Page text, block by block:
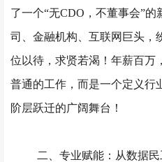
了一个“无CDO，不董事会”
司、金融机构、互联网巨头，
位以待，求贤若渴！年薪百万
普通的工作，而是一个定义行
阶层跃迁的广阔舞台！
二、专业赋能：从数据